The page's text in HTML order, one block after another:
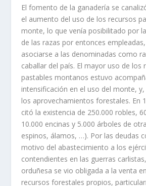
El fomento de la ganadería se
el aumento del uso de los recursos
monte, lo que venía posibilitado por
de las razas por entonces
asociarse a las denominadas como
caballar del país. El mayor uso de los
pastables montanos estuvo
intensificación en el uso del monte,
los aprovechamientos forestales. En
citó la existencia de 250.000 robles,
10.000 encinas y 5.000 árboles de
espinos, álamos, …). Por las deudas
motivo del abastecimiento a los
contendientes en las guerras
orduñesa se vio obligada a la venta
recursos forestales propios,